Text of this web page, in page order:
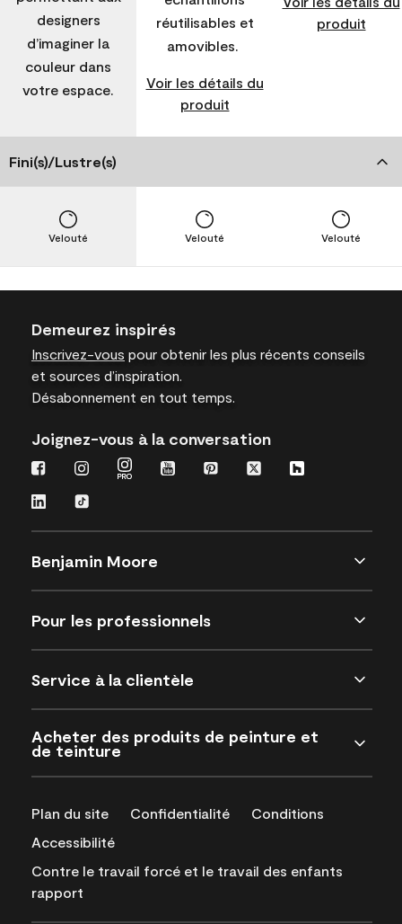
designers
d’imaginer la
couleur dans
votre espace.
réutilisables et
amovibles.
Voir les détails du
produit
produit
Fini(s)/Lustre(s)
Velouté Velouté Velouté
Demeurez inspirés
Inscrivez-vous pour obtenir les plus récents conseils
et sources d’inspiration.
Désabonnement en tout temps.
Joignez-vous à la conversation
Benjamin Moore
Pour les professionnels
Service à la clientèle
Acheter des produits de peinture et
de teinture
Plan du site Confidentialité
Conditions
Accessibilité
Contre le travail forcé et le travail des enfants
rapport